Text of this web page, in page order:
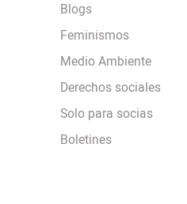
Blogs
Feminismos
Medio Ambiente
Derechos sociales
Solo para socias
Boletines